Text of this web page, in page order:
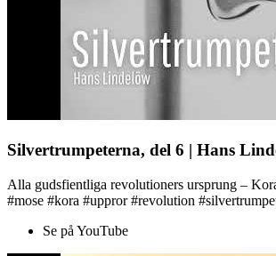
Silvertrumpeterna, del 6 | Hans
Alla gudsfientliga revolutioners ursprung –
#mose #kora #uppror #revolution
Se på YouTube